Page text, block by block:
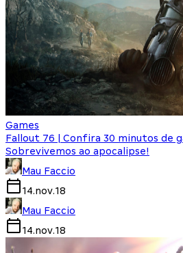
Games
Fallout 76 | Confira 30 minutos de
Sobrevivemos ao apocalipse!
Mau Faccio
14.nov.18
Mau Faccio
14.nov.18